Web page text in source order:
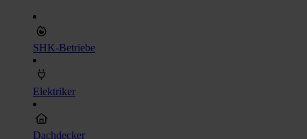
SHK-Betriebe
Elektriker
Dachdecker